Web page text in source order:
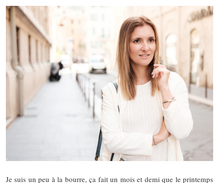
Je suis un peu à la bourre, ça fait un mois et demi que le printemps